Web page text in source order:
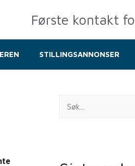
Første kontakt
STILLINGSANNONSER